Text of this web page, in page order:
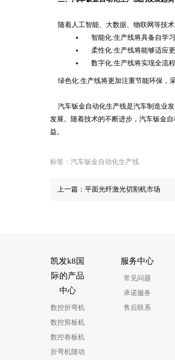
随着人工智能、大数据、物联网等技术
智能化:生产线将具备自学习
柔性化:生产线将能够适应更
数字化:生产线将实现全流程
绿色化:生产线将更加注重节能环保，
汽车钣金自动化生产线是汽车制造业
发展。随着技术的不断进步，汽车钣金
益。
标签： 汽车钣金自动化生产线
上一篇：平面光纤激光切割机市场
凯发k8国
际的产品
中心
数控折弯机
数控剪板机
数控卷板机
折弯机随动
服务中心
常见问题
承诺服务
售后联系